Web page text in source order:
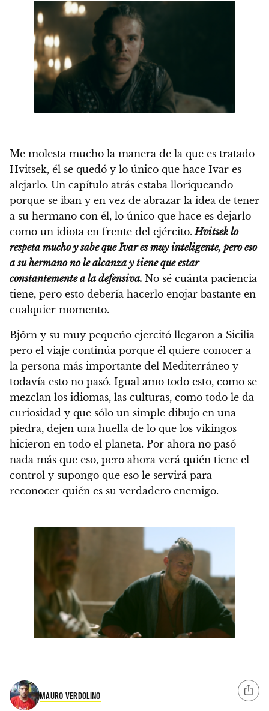
Me molesta mucho la manera de la que es tratado
Hvitsek, él se quedó y lo único que hace Ivar es
alejarlo. Un capítulo atrás estaba lloriqueando
porque se iban y en vez de abrazar la idea de tener
a su hermano con él, lo único que hace es dejarlo
como un idiota en frente del ejército. Hvitsek lo
respeta mucho y sabe que Ivar es muy inteligente, pero eso
a su hermano no le alcanza y tiene que estar
constantemente a la defensiva. No sé cuánta paciencia
tiene, pero esto debería hacerlo enojar bastante en
cualquier momento.
Björn y su muy pequeño ejercitó llegaron a Sicilia
pero el viaje continúa porque él quiere conocer a
la persona más importante del Mediterráneo y
todavía esto no pasó. Igual amo todo esto, como se
mezclan los idiomas, las culturas, como todo le da
curiosidad y que sólo un simple dibujo en una
piedra, dejen una huella de lo que los vikingos
hicieron en todo el planeta. Por ahora no pasó
nada más que eso, pero ahora verá quién tiene el
control y supongo que eso le servirá para
reconocer quién es su verdadero enemigo.
MAURO VERDOLINO